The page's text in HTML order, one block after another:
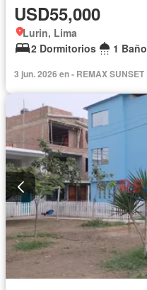
USD55,000
Lurin, Lima
2 Dormitorios
1 Baño
3 jun. 2026 en - REMAX SUNSET